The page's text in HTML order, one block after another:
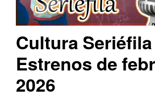
Cultura
Estrenos de
2026